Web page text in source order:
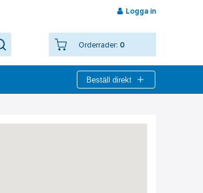
Logga in
Orderrader: 0
Beställ direkt